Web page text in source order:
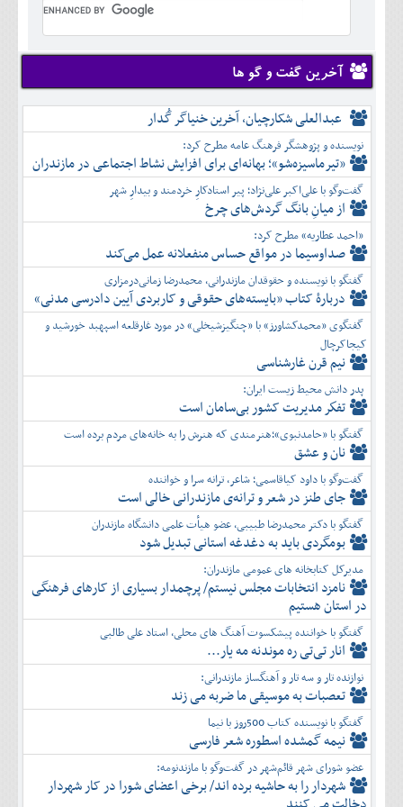
دی
بهمن
اسفند
آبان
آذر
دی
بهمن
اسفند
شهريور
مهر
آبان
آذر
دی
بهمن
اسفند
تير
مرداد
شهريور
مهر
آبان
آذر
دی
بهمن
اسفند
آخرین گفت و گو ها
عبدالعلی شکارچیان، آخرین خنیاگر گُدار
نویسنده و پژوهشگر فرهنگ عامه مطرح کرد:
«تیرماسیزه‌شو»؛ بهانه‌ای برای افزایش نشاط اجتماعی در مازندران
گفت‌وگو با علی‌اکبر علی‌نژاد؛ پیر استادکارِ خردمند و بیدارِ شهر
از میانِ بانگ گردش‌های چرخ
«احمد عطاریه» مطرح کرد:
صداوسیما در مواقع حساس منفعلانه عمل می‌کند
گفتگو با نویسنده و حقوقدان مازندرانی، محمدرضا زمانی‌درمزاری
دربارۀ کتاب ”بایسته‌های حقوقی و کاربردی آیین دادرسی مدنی»
گفتگوی «محمدکشاورز» با «چنگیزشیخلی» در مورد غارقلعه اسپهبد خورشید و
کیجاکرچال
نیم قرن غارشناسی
پدر دانش محیط زیست ایران:
تفكر مديريت کشور بی‌سامان است
گفتگو با «حامدنبوی»؛هنرمندی که هنرش را به خانه‌های مردم برده است
نان و عشق
گفت‌وگو با داود کیاقاسمی؛ شاعر، ترانه سرا و خواننده
جای طنز در شعر و ترانه‌ی مازندرانی خالی است
گفتگو با دکتر محمدرضا طبیبی، عضو هیأت علمی دانشگاه مازندران
بومگردی باید به دغدغه استانی تبدیل شود
مدیرکل کتابخانه های عمومی مازندران:
نامزد انتخابات مجلس نیستم/ پرچمدار بسیاری از کارهای فرهنگی
در استان هستیم
گفتگو با خواننده پیشکسوت آهنگ های محلی، استاد علی طالبی
انار تی‌تی ره موندنه مه یار...
نوازنده تار و سه تار و آهنگساز مازندرانی:
تعصبات به موسیقی ما ضربه می زند
گفتگو با نویسنده کتاب 500روز با نیما
نیمه گمشده اسطوره شعر فارسی
عضو شورای شهر قائم‌شهر در گفت‌و‌گو با مازندنومه:
شهردار را به حاشیه برده اند/ برخی اعضای شورا در کار شهردار